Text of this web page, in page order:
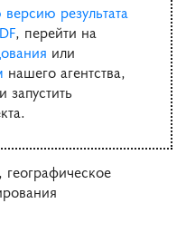
результата
, перейти на
или
нашего агентства,
запустить